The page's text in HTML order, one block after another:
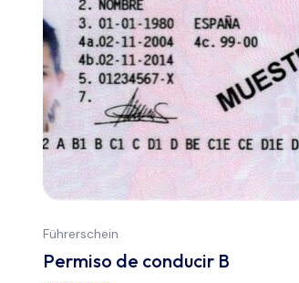
Führerschein
Permiso de conducir B